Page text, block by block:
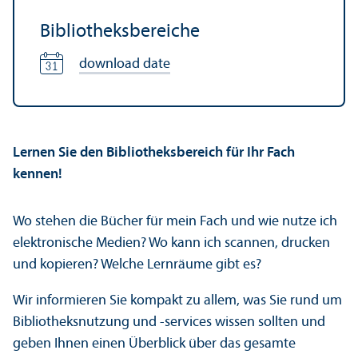
Bibliotheksbereiche
download date
Lernen Sie den Bibliotheksbereich für Ihr Fach
kennen!
Wo stehen die Bücher für mein Fach und wie nutze ich
elektronische Medien? Wo kann ich scannen, drucken
und kopieren? Welche Lernräume gibt es?
Wir informieren Sie kompakt zu allem, was Sie rund um
Bibliotheksnutzung und -services wissen sollten und
geben Ihnen einen Überblick über das gesamte